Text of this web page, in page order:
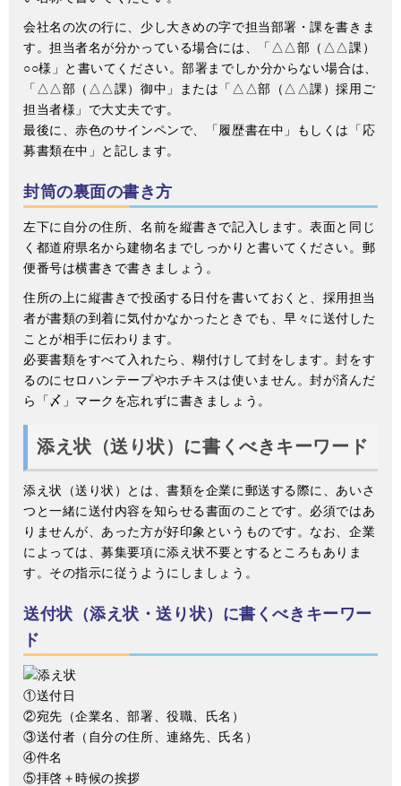
会社名の次の行に、少し大きめの字で担当部署・課を書きま
す。担当者名が分かっている場合には、「△△部（△△課）
○○様」と書いてください。部署までしか分からない場合は、
「△△部（△△課）御中」または「△△部（△△課）採用ご
担当者様」で大丈夫です。
最後に、赤色のサインペンで、「履歴書在中」もしくは「応
募書類在中」と記します。
封筒の裏面の書き方
左下に自分の住所、名前を縦書きで記入します。表面と同じ
く都道府県名から建物名までしっかりと書いてください。郵
便番号は横書きで書きましょう。
住所の上に縦書きで投函する日付を書いておくと、採用担当
者が書類の到着に気付かなかったときでも、早々に送付した
ことが相手に伝わります。
必要書類をすべて入れたら、糊付けして封をします。封をす
るのにセロハンテープやホチキスは使いません。封が済んだ
ら「〆」マークを忘れずに書きましょう。
添え状（送り状）に書くべきキーワード
添え状（送り状）とは、書類を企業に郵送する際に、あいさ
つと一緒に送付内容を知らせる書面のことです。必須ではあ
りませんが、あった方が好印象というものです。なお、企業
によっては、募集要項に添え状不要とするところもありま
す。その指示に従うようにしましょう。
送付状（添え状・送り状）に書くべきキーワー
ド
①送付日
②宛先（企業名、部署、役職、氏名）
③送付者（自分の住所、連絡先、氏名）
④件名
⑤拝啓＋時候の挨拶